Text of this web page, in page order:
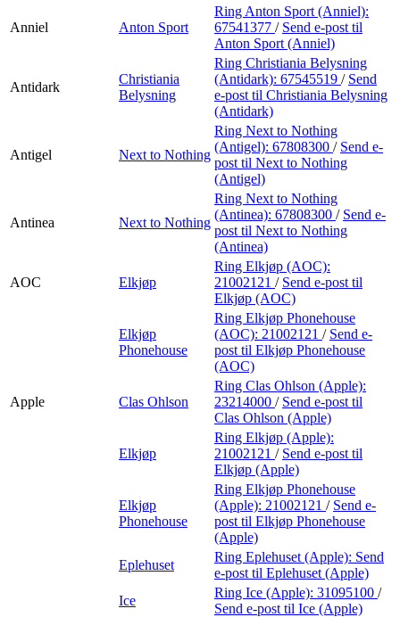
Anniel Anton Sport
Ring Anton Sport (Anniel):
67541377 / Send e-post til
Anton Sport (Anniel)
Antidark
Christiania
Belysning
Ring Christiania Belysning
(Antidark): 67545519 / Send
e-post til Christiania Belysning
(Antidark)
Antigel Next to Nothing
Ring Next to Nothing
(Antigel): 67808300 / Send e-
post til Next to Nothing
(Antigel)
Antinea Next to Nothing
Ring Next to Nothing
(Antinea): 67808300 / Send e-
post til Next to Nothing
(Antinea)
AOC Elkjøp
Ring Elkjøp (AOC):
21002121 / Send e-post til
Elkjøp (AOC)
Elkjøp
Phonehouse
Ring Elkjøp Phonehouse
(AOC): 21002121 / Send e-
post til Elkjøp Phonehouse
(AOC)
Apple Clas Ohlson
Ring Clas Ohlson (Apple):
23214000 / Send e-post til
Clas Ohlson (Apple)
Elkjøp
Ring Elkjøp (Apple):
21002121 / Send e-post til
Elkjøp (Apple)
Elkjøp
Phonehouse
Ring Elkjøp Phonehouse
(Apple): 21002121 / Send e-
post til Elkjøp Phonehouse
(Apple)
Eplehuset
Ring Eplehuset (Apple): Send
e-post til Eplehuset (Apple)
Ice
Ring Ice (Apple): 31095100 /
Send e-post til Ice (Apple)